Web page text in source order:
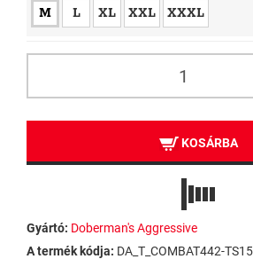
M L XL XXL XXXL
KOSÁRBA
Gyártó: Doberman's Aggressive
A termék kódja: DA_T_COMBAT442-